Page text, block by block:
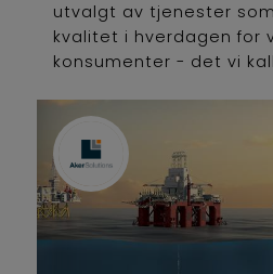
utvalgt av tjenester
kvalitet i hverdagen for
konsumenter - det vi